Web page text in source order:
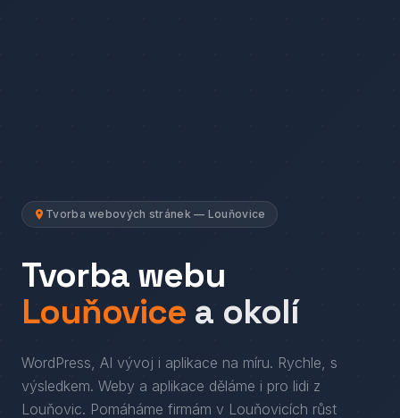
Tvorba webových stránek — Louňovice
Tvorba webu
Louňovice a okolí
WordPress, AI vývoj i aplikace na míru. Rychle, s
výsledkem. Weby a aplikace děláme i pro lidi z
Louňovic. Pomáháme firmám v Louňovicích růst